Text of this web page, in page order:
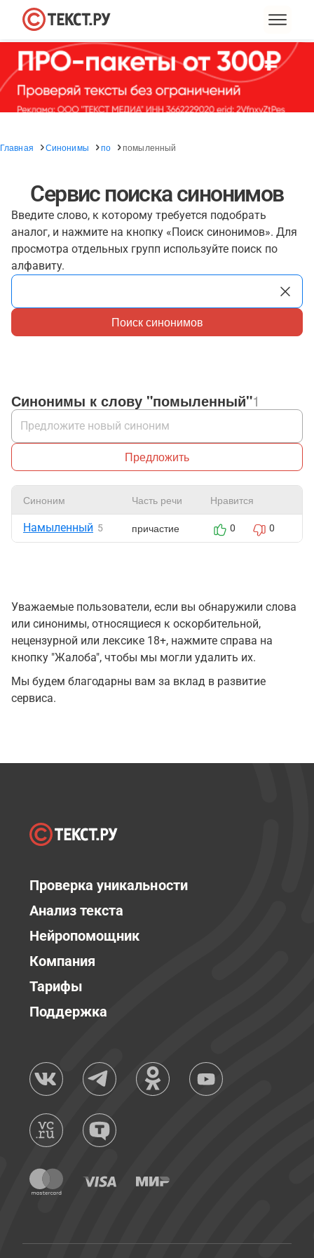
Главная Синонимы по помыленный
Сервис поиска синонимов
Введите слово, к которому требуется подобрать
аналог, и нажмите на кнопку «Поиск синонимов». Для
просмотра отдельных групп используйте поиск по
алфавиту.
Поиск синонимов
Синонимы к слову "помыленный"1
Предложить
Синоним Часть речи Нравится
Намыленный 5 причастие 0 0
Уважаемые пользователи, если вы обнаружили слова
или синонимы, относящиеся к оскорбительной,
нецензурной или лексике 18+, нажмите справа на
кнопку "Жалоба", чтобы мы могли удалить их.
Мы будем благодарны вам за вклад в развитие
сервиса.
Проверка уникальности
Анализ текста
Нейропомощник
Компания
Тарифы
Поддержка